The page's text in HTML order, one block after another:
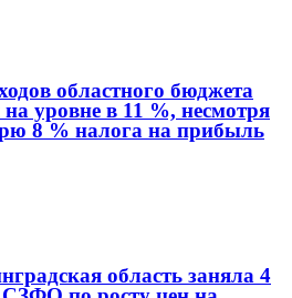
областного бюджета
на уровне в 11 %, несмотря
8 % налога на прибыль
область заняла 4